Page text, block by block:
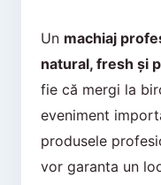
Un machiaj
natural, fresh și
fie că mergi la
eveniment
produsele
vor garanta un